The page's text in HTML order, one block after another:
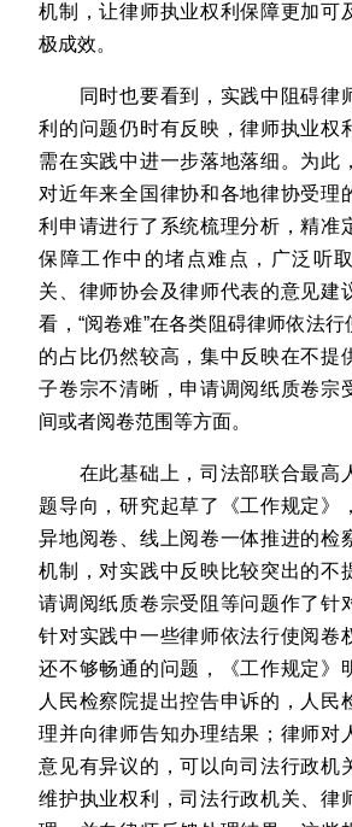
机制，让律师执业权利保障更加可
极成效。
同时也要看到，实践中阻碍律
利的问题仍时有反映，律师执业权
需在实践中进一步落地落细。为此
对近年来全国律协和各地律协受理
利申请进行了系统梳理分析，精准
保障工作中的堵点难点，广泛听
关、律师协会及律师代表的意见建
看，“阅卷难”在各类阻碍律师依法
的占比仍然较高，集中反映在不提
子卷宗不清晰，申请调阅纸质卷宗
间或者阅卷范围等方面。
在此基础上，司法部联合最高
题导向，研究起草了《工作规定》
异地阅卷、线上阅卷一体推进的检
机制，对实践中反映比较突出的不
请调阅纸质卷宗受阻等问题作了针
针对实践中一些律师依法行使阅卷
还不够畅通的问题，《工作规定》
人民检察院提出控告申诉的，人民
理并向律师告知办理结果；律师对
意见有异议的，可以向司法行政机
维护执业权利，司法行政机关、律